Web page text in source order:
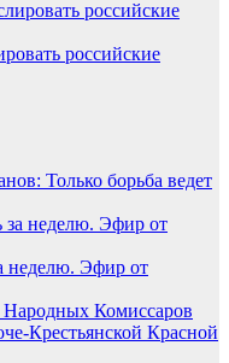
российские
Только борьба ведет
неделю. Эфир от